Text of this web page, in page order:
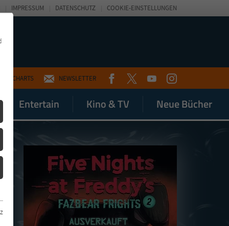
CHARTS NEWSLETTER FACEBOOKTWITTERYOUTUBEINSTAGRAM
Entertain Kino & TV Neue Bücher
IMPRESSUM DATENSCHUTZ COOKIE-EINSTELLUNGEN